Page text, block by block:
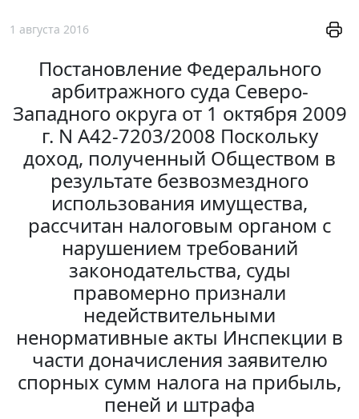
1 августа 2016
Постановление Федерального
арбитражного суда Северо-
Западного округа от 1 октября 2009
г. N А42-7203/2008 Поскольку
доход, полученный Обществом в
результате безвозмездного
использования имущества,
рассчитан налоговым органом с
нарушением требований
законодательства, суды
правомерно признали
недействительными
ненормативные акты Инспекции в
части доначисления заявителю
спорных сумм налога на прибыль,
пеней и штрафа